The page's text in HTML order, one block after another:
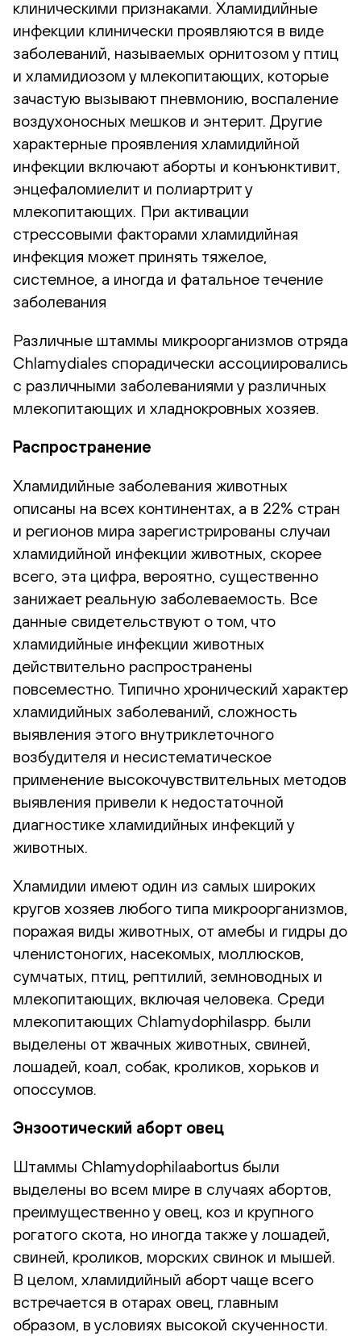
клиническими признаками. Хламидийные
инфекции клинически проявляются в виде
заболеваний, называемых орнитозом у птиц
и хламидиозом у млекопитающих, которые
зачастую вызывают пневмонию, воспаление
воздухоносных мешков и энтерит. Другие
характерные проявления хламидийной
инфекции включают аборты и конъюнктивит,
энцефаломиелит и полиартрит у
млекопитающих. При активации
стрессовыми факторами хламидийная
инфекция может принять тяжелое,
системное, а иногда и фатальное течение
заболевания
Различные штаммы микроорганизмов отряда
Chlamydiales спорадически ассоциировались
с различными заболеваниями у различных
млекопитающих и хладнокровных хозяев.
Распространение
Хламидийные заболевания животных
описаны на всех континентах, а в 22% стран
и регионов мира зарегистрированы случаи
хламидийной инфекции животных, скорее
всего, эта цифра, вероятно, существенно
занижает реальную заболеваемость. Все
данные свидетельствуют о том, что
хламидийные инфекции животных
действительно распространены
повсеместно. Типично хронический характер
хламидийных заболеваний, сложность
выявления этого внутриклеточного
возбудителя и несистематическое
применение высокочувствительных методов
выявления привели к недостаточной
диагностике хламидийных инфекций у
животных.
Хламидии имеют один из самых широких
кругов хозяев любого типа микроорганизмов,
поражая виды животных, от амебы и гидры до
членистоногих, насекомых, моллюсков,
сумчатых, птиц, рептилий, земноводных и
млекопитающих, включая человека. Среди
млекопитающих Chlamydophilaspp. были
выделены от жвачных животных, свиней,
лошадей, коал, собак, кроликов, хорьков и
опоссумов.
Энзоотический аборт овец
Штаммы Chlamydophilaabortus были
выделены во всем мире в случаях абортов,
преимущественно у овец, коз и крупного
рогатого скота, но иногда также у лошадей,
свиней, кроликов, морских свинок и мышей.
В целом, хламидийный аборт чаще всего
встречается в отарах овец, главным
образом, в условиях высокой скученности.